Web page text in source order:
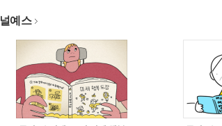
예스